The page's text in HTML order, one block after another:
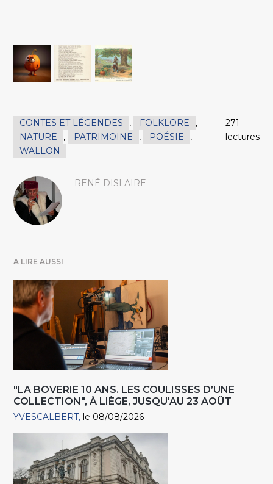
CONTES ET LÉGENDES , FOLKLORE
,
NATURE
, PATRIMOINE , POÉSIE
,
WALLON
271
lectures
RENÉ DISLAIRE
A LIRE AUSSI
"LA BOVERIE 10 ANS. LES COULISSES D’UNE
COLLECTION", À LIÈGE, JUSQU'AU 23 AOÛT
YVESCALBERT le 08/08/2026